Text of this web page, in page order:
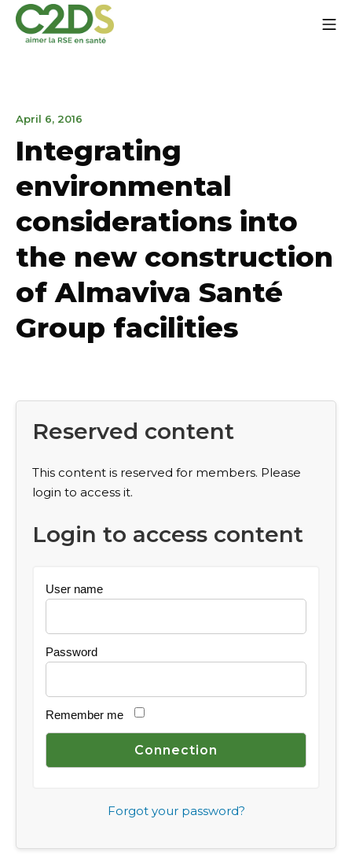
content
April 6, 2016
2021
Integrating
environmental
considerations into
the new construction
of Almaviva Santé
Group facilities
Reserved content
This content is reserved for members. Please
login to access it.
Login to access content
User name
Password
Remember me
Forgot your password?